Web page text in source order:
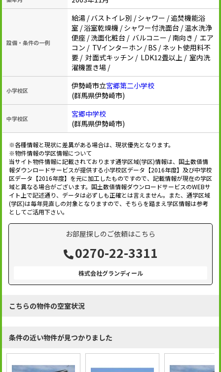
設備・条件の一例
給湯 / バストイレ別 / シャワー / 追焚機能浴
室 / 浴室乾燥機 / シャワー付洗面台 / 温水洗浄
便座 / 洗面化粧台 / バルコニー / 南向き / エア
コン / TVインターホン / BS / ネット使用料不
要 / 対面式キッチン / LDK12畳以上 / 室内洗
濯機置き場 /
小学校区 伊勢崎市立宮郷第二小学校
(群馬県伊勢崎市)
中学校区
宮郷中学校
(群馬県伊勢崎市)
※各種情報と現状に差異がある場合は、現状優先となります。
※物件情報の学区情報について
当サイト物件情報に記載されております通学区域(学区)情報は、国土数値情
報ダウンロードサービスが提供する小学校区データ【2016年度】及び中学校
区データ【2016年度】を元に加工したものですので、記載情報が現在の学区
域と異なる場合がございます。国土数値情報ダウンロードサービスのWEBサ
イト上で記述通り、データは必ずしも正確とは言えません。また、通学区域
(学区)は毎年見直しの対象となりますので、そちらを踏まえ学区情報は参考
としてご活用下さい。
お部屋探しのご依頼はこちら
0270-22-3311
株式会社グランディール
こちらの物件の空室状況
条件の近い物件が見つかりました